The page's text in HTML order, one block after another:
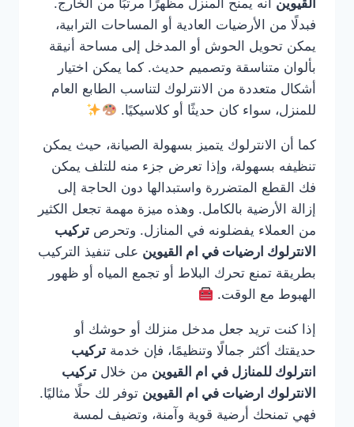
القيوين أنه يمنح المنزل مظهرًا مرتبًا من الخارج.
فبدلًا من الأرضيات العادية أو المساحات الترابية،
يمكن تحويل الحوش أو المدخل إلى مساحة أنيقة
بألوان متناسقة وتصميم حديث. كما يمكن اختيار
أشكال متعددة من الانترلوك لتناسب الطابع العام
للمنزل، سواء كان حديثًا أو كلاسيكيًا.
كما أن الانترلوك يتميز بسهولة الصيانة، حيث يمكن
تنظيفه بسهولة، وإذا تعرض جزء منه للتلف يمكن
فك القطع المتضررة واستبدالها دون الحاجة إلى
إزالة الأرضية بالكامل. وهذه ميزة مهمة تجعل الكثير
من العملاء يفضلونه في المنازل. وتحرص تركيب
الانترلوك ارضيات في ام القيوين على تنفيذ التركيب
بطريقة تمنع تحرك البلاط أو تجمع المياه أو ظهور
الهبوط مع الوقت.
إذا كنت تريد جعل مدخل منزلك أو حوشك أو
حديقتك أكثر جمالًا وتنظيمًا، فإن خدمة تركيب
انترلوك للمنازل في ام القيوين من خلال تركيب
الانترلوك ارضيات في ام القيوين توفر لك حلًا مثاليًا.
فهي تمنحك أرضية قوية وآمنة، وتضيف لمسة